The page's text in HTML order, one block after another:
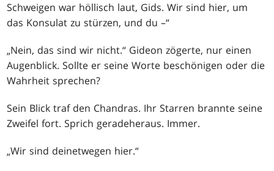
Schweigen war höllisch laut, Gids. Wir sind hier, um
das Konsulat zu stürzen, und du –“
„Nein, das sind wir nicht.“ Gideon zögerte, nur einen
Augenblick. Sollte er seine Worte beschönigen oder die
Wahrheit sprechen?
Sein Blick traf den Chandras. Ihr Starren brannte seine
Zweifel fort. Sprich geradeheraus. Immer.
„Wir sind deinetwegen hier.“